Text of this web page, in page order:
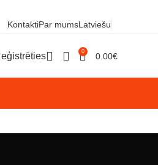
KontaktiPar mumsLatviešu
0 0.00€